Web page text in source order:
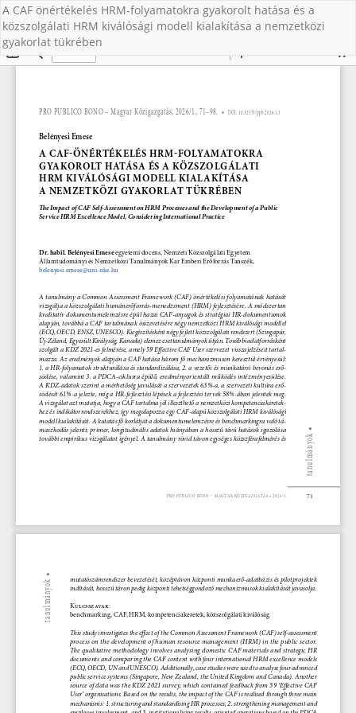
A CAF önértékelés HRM-folyamatokra gyakorolt hatása és a
közszolgálati HRM kiválósági modell kialakítása a nemzetközi
gyakorlat tükrében